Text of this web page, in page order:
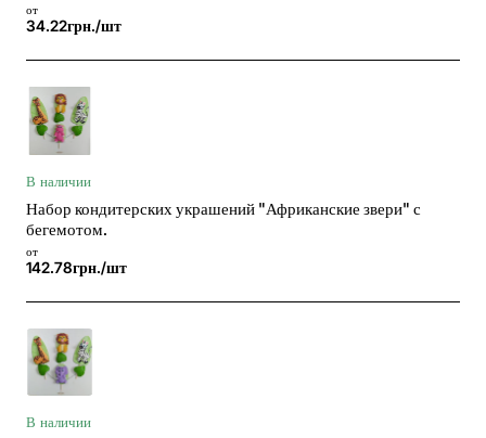
от
34.22грн./шт
В наличии
Набор кондитерских украшений "Африканские звери" с
бегемотом.
от
142.78грн./шт
В наличии